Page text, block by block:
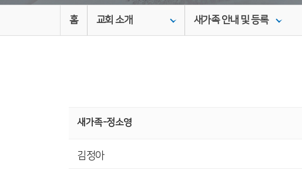
홈 교회 소개 새가족 안내 및 등록
새가족-정소영
김정아